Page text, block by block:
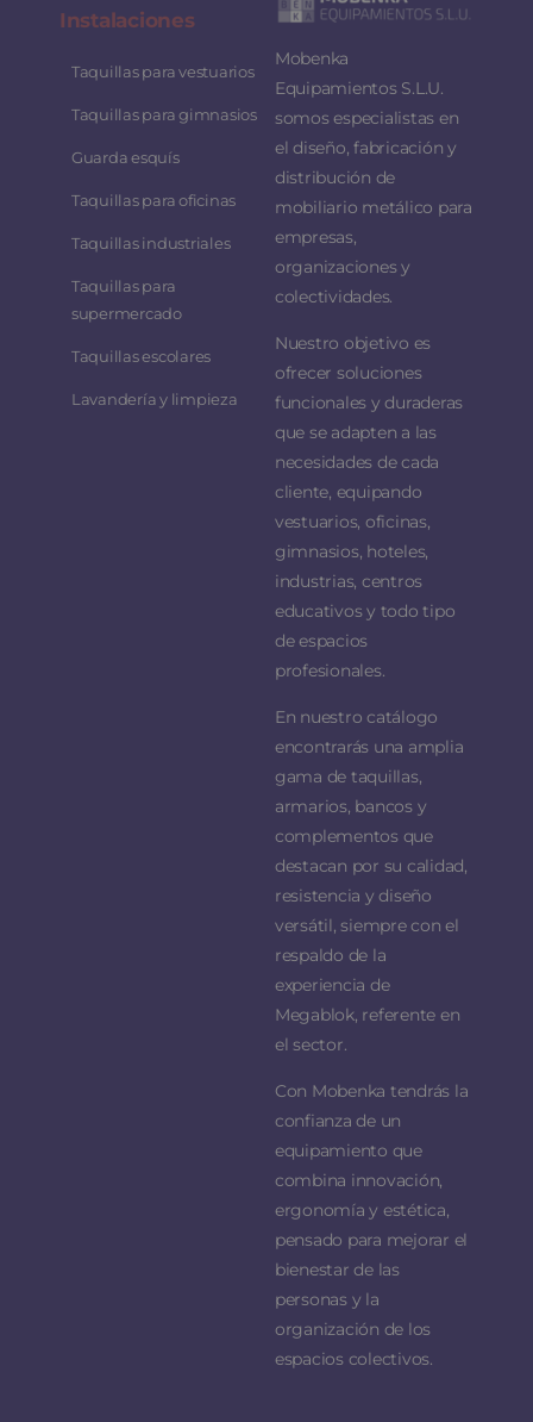
Instalaciones
Taquillas para vestuarios
Taquillas para gimnasios
Guarda esquís
Taquillas para oficinas
Taquillas industriales
Taquillas para
supermercado
Taquillas escolares
Lavandería y limpieza
Mobenka
Equipamientos S.L.U.
somos especialistas en
el diseño, fabricación y
distribución de
mobiliario metálico para
empresas,
organizaciones y
colectividades.
Nuestro objetivo es
ofrecer soluciones
funcionales y duraderas
que se adapten a las
necesidades de cada
cliente, equipando
vestuarios, oficinas,
gimnasios, hoteles,
industrias, centros
educativos y todo tipo
de espacios
profesionales.
En nuestro catálogo
encontrarás una amplia
gama de taquillas,
armarios, bancos y
complementos que
destacan por su calidad,
resistencia y diseño
versátil, siempre con el
respaldo de la
experiencia de
Megablok, referente en
el sector.
Con Mobenka tendrás la
confianza de un
equipamiento que
combina innovación,
ergonomía y estética,
pensado para mejorar el
bienestar de las
personas y la
organización de los
espacios colectivos.